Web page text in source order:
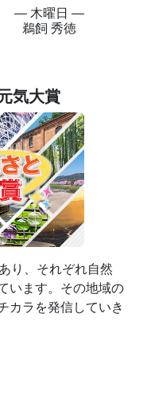
― 木曜日 ―
鵜飼 秀徳
気大賞
り、それぞれ自然
います。その地域の
カラを発信していき